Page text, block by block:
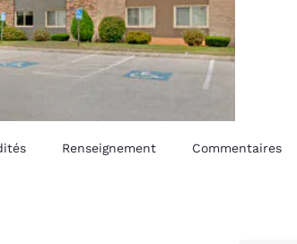
India
Renseignement Commentaires